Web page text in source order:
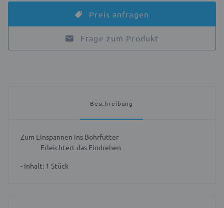
Preis anfragen
Frage zum Produkt
Beschreibung
Zum Einspannen ins Bohrfutter
Erleichtert das Eindrehen
- Inhalt: 1 Stück